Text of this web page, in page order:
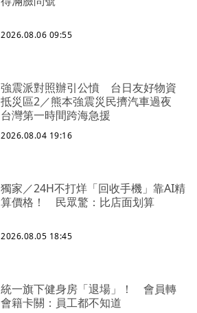
2026.08.06 09:55
強震派對照辦引公憤 台日友好物資
抵災區2／熊本強震災民擠汽車過夜
台灣第一時間跨海急援
2026.08.04 19:16
獨家／24H不打烊「回收手機」靠AI精
算價格！ 民眾驚：比店面划算
2026.08.05 18:45
統一旗下健身房「退場」！ 會員轉
會籍卡關：員工都不知道